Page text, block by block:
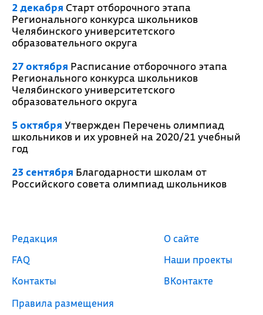
2 декабря Старт отборочного этапа
Регионального конкурса школьников
Челябинского университетского
образовательного округа
27 октября Расписание отборочного этапа
Регионального конкурса школьников
Челябинского университетского
образовательного округа
5 октября Утвержден Перечень олимпиад
школьников и их уровней на 2020/21 учебный
год
23 сентября Благодарности школам от
Российского совета олимпиад школьников
Редакция
FAQ
Контакты
Правила размещения
О сайте
Наши проекты
ВКонтакте